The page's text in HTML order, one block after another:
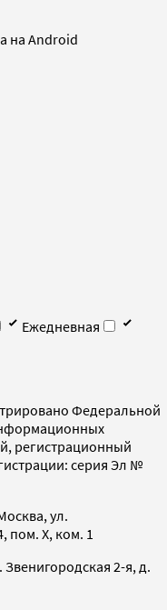
на Android
Ежедневная
Федеральной
регистрационный
серия Эл №
ул.
пом. X, ком. 1
2-я, д.